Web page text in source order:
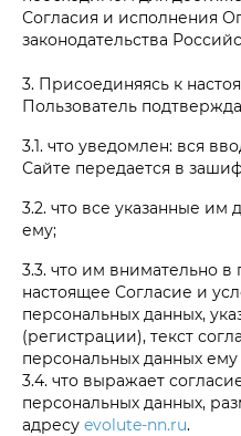
Согласия и исполнения
законодательства
3. Присоединяясь к
Пользователь
3.1. что уведомлен: вся
Сайте передается в
3.2. что все указанные
ему;
3.3. что им внимательно
настоящее Согласие и
персональных данных,
(регистрации), текст
персональных данных
3.4. что выражает
персональных данных,
адресу evolute-nn.ru.